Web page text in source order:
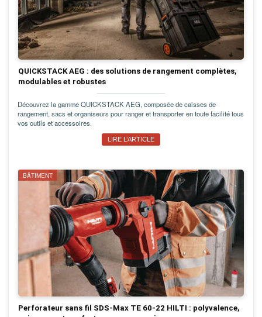
QUICKSTACK AEG : des solutions de rangement complètes,
modulables et robustes
Découvrez la gamme QUICKSTACK AEG, composée de caisses de
rangement, sacs et organiseurs pour ranger et transporter en toute facilité tous
vos outils et accessoires.
LIRE L’ARTICLE
BÂTIMENT
Perforateur sans fil SDS-Max TE 60-22 HILTI : polyvalence,